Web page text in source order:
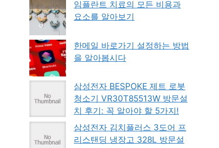
임플란트 치료의 모든 비용과
요소를 알아보기
한메일 바로가기 설정하는 방법
을 알아봅시다
삼성전자 BESPOKE 제트 로봇
청소기 VR30T85513W 방문설
치 후기: 꼭 알아야 할 5가지!
삼성전자 김치플러스 3도어 프
리스탠딩 냉장고 328L 방문설